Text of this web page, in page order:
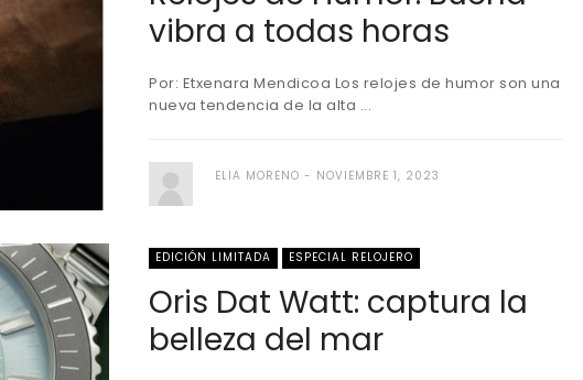
vibra a todas horas
Por: Etxenara Mendicoa Los relojes de humor son una
nueva tendencia de la alta ...
ELIA MORENO NOVIEMBRE 1, 2023
EDICIÓN LIMITADA ESPECIAL RELOJERO
Oris Dat Watt: captura la
belleza del mar